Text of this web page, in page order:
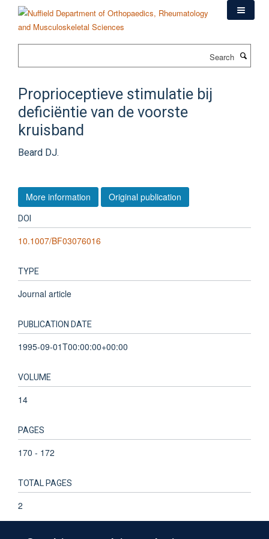
content
Proprioceptieve stimulatie bij
deficiëntie van de voorste
kruisband
Beard DJ.
More information Original publication
DOI
10.1007/BF03076016
TYPE
Journal article
PUBLICATION DATE
1995-09-01T00:00:00+00:00
VOLUME
14
PAGES
170 - 172
TOTAL PAGES
2